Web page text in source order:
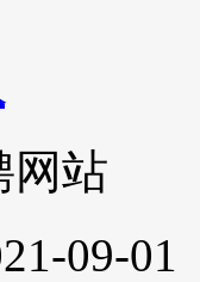
网站
09-01